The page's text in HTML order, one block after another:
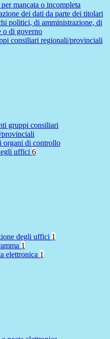
mancata o incompleta
dei dati da parte dei titolari
politici, di amministrazione, di
o di governo
consiliari regionali/provinciali
gruppi consiliari
organi di controllo
uffici 6
degli uffici 1
1
elettronica 1